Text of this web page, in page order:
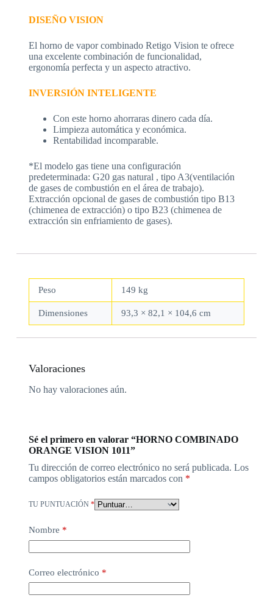
DISEÑO VISION
El horno de vapor combinado Retigo Vision te ofrece
una excelente combinación de funcionalidad,
ergonomía perfecta y un aspecto atractivo.
INVERSIÓN INTELIGENTE
Con este horno ahorraras dinero cada día.
Limpieza automática y económica.
Rentabilidad incomparable.
*El modelo gas tiene una configuración
predeterminada: G20 gas natural , tipo A3(ventilación
de gases de combustión en el área de trabajo).
Extracción opcional de gases de combustión tipo B13
(chimenea de extracción) o tipo B23 (chimenea de
extracción sin enfriamiento de gases).
Peso 149 kg
Dimensiones 93,3 × 82,1 × 104,6 cm
Valoraciones
No hay valoraciones aún.
Sé el primero en valorar “HORNO COMBINADO
ORANGE VISION 1011”
Tu dirección de correo electrónico no será publicada. Los
campos obligatorios están marcados con *
TU PUNTUACIÓN *
Nombre *
Correo electrónico *